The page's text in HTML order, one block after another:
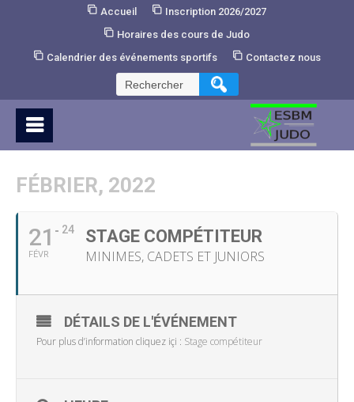
Accueil
Inscription 2026/2027
Horaires des cours de Judo
Calendrier des événements sportifs
Contactez nous
Rechercher :
FÉBRIER, 2022
21
FÉVR
24 STAGE COMPÉTITEUR
MINIMES, CADETS ET JUNIORS
DÉTAILS DE L'ÉVÉNEMENT
Pour plus d’information cliquez içi : Stage compétiteur